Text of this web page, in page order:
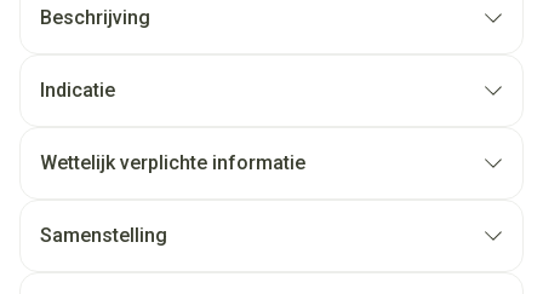
Beschrijving
Indicatie
Wettelijk verplichte informatie
Samenstelling